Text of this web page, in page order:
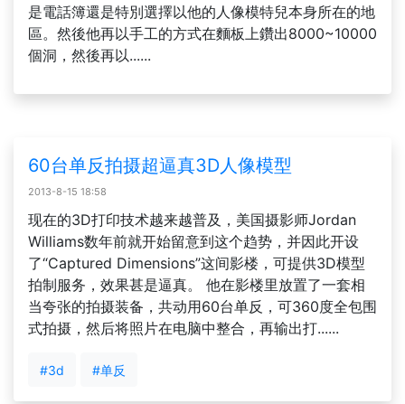
是電話簿還是特別選擇以他的人像模特兒本身所在的地
區。然後他再以手工的方式在麵板上鑽出8000~10000
個洞，然後再以......
60台单反拍摄超逼真3D人像模型
2013-8-15 18:58
现在的3D打印技术越来越普及，美国摄影师Jordan
Williams数年前就开始留意到这个趋势，并因此开设
了“Captured Dimensions”这间影楼，可提供3D模型
拍制服务，效果甚是逼真。 他在影楼里放置了一套相
当夸张的拍摄装备，共动用60台单反，可360度全包围
式拍摄，然后将照片在电脑中整合，再输出打......
#3d #单反